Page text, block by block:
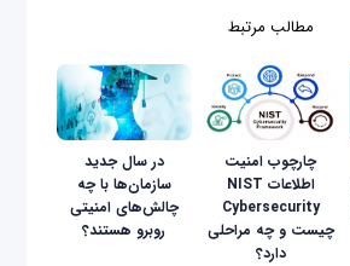
مطالب مرتبط
چارچوب امنیت
اطلاعات NIST
Cybersecurity
چیست و چه مراحلی
دارد؟
در سال جدید
سازمان‌ها با چه
چالش‌های امنیتی
روبرو هستند؟